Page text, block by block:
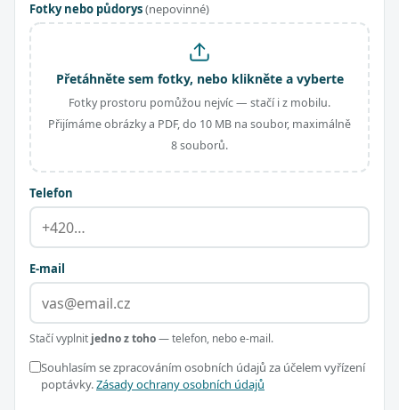
Fotky nebo půdorys(nepovinné)
Přetáhněte sem fotky, nebo klikněte a vyberte
Fotky prostoru pomůžou nejvíc — stačí i z mobilu.
Přijímáme obrázky a PDF, do 10 MB na soubor, maximálně
8 souborů.
Telefon
E-mail
Stačí vyplnit jedno z toho— telefon, nebo e-mail.
Souhlasím se zpracováním osobních údajů za účelem vyřízení
poptávky.Zásady ochrany osobních údajů